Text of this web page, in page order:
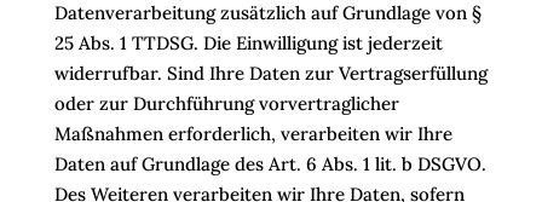
Datenverarbeitung zusätzlich auf Grundlage von §
25 Abs. 1 TTDSG. Die Einwilligung ist jederzeit
widerrufbar. Sind Ihre Daten zur Vertragserfüllung
oder zur Durchführung vorvertraglicher
Maßnahmen erforderlich, verarbeiten wir Ihre
Daten auf Grundlage des Art. 6 Abs. 1 lit. b DSGVO.
Des Weiteren verarbeiten wir Ihre Daten, sofern